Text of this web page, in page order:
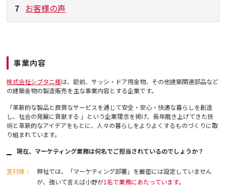
7 お客様の声
事業内容
株式会社シブタニ様は、錠前、サッシ・ドア用金物、その他建築関連部品など
の建築金物の製造販売を主な事業内容とする企業です。
「革新的な製品と良質なサービスを通じて安全・安心・快適な暮らしを創造
し、社会の発展に貢献する 」という企業理念を掲げ、長年磨き上げてきた技
術と革新的なアイデアをもとに、人々の暮らしをよりよくするものづくりに取
り組まれています。
現在、マーケティング業務は何名でご担当されているのでしょうか？
宮村様：
弊社では、「マーケティング部署」を厳密には設定していません
が、強いて言えば小野が1名で業務にあたっています。